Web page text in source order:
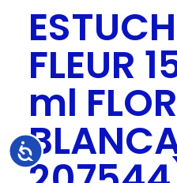
Accesibilidad
FLEUR
ml